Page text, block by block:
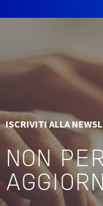
ISCRIVITI ALLA
NON